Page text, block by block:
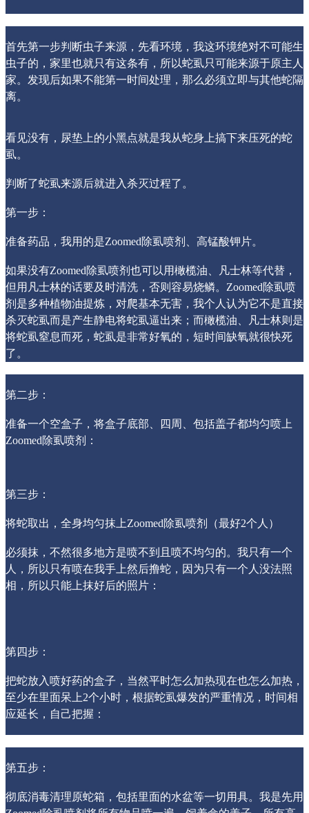
首先第一步判断虫子来源，先看环境，我这环境绝对不可能生
虫子的，家里也就只有这条有，所以蛇虱只可能来源于原主人
家。发现后如果不能第一时间处理，那么必须立即与其他蛇隔
离。
看见没有，尿垫上的小黑点就是我从蛇身上搞下来压死的蛇
虱。
判断了蛇虱来源后就进入杀灭过程了。
第一步：
准备药品，我用的是Zoomed除虱喷剂、高锰酸钾片。
如果没有Zoomed除虱喷剂也可以用橄榄油、凡士林等代替，
但用凡士林的话要及时清洗，否则容易烧鳞。Zoomed除虱喷
剂是多种植物油提炼，对爬基本无害，我个人认为它不是直接
杀灭蛇虱而是产生静电将蛇虱逼出来；而橄榄油、凡士林则是
将蛇虱窒息而死，蛇虱是非常好氧的，短时间缺氧就很快死
了。
第二步：
准备一个空盒子，将盒子底部、四周、包括盖子都均匀喷上
Zoomed除虱喷剂：
第三步：
将蛇取出，全身均匀抹上Zoomed除虱喷剂（最好2个人）
必须抹，不然很多地方是喷不到且喷不均匀的。我只有一个
人，所以只有喷在我手上然后撸蛇，因为只有一个人没法照
相，所以只能上抹好后的照片：
第四步：
把蛇放入喷好药的盒子，当然平时怎么加热现在也怎么加热，
至少在里面呆上2个小时，根据蛇虱爆发的严重情况，时间相
应延长，自己把握：
第五步：
彻底消毒清理原蛇箱，包括里面的水盆等一切用具。我是先用